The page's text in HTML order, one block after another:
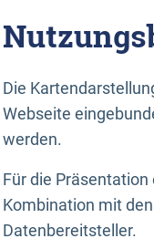
Die
Webseite
werden.
Für die
Kombination mit
Datenbereitsteller.